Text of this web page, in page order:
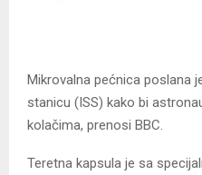
Mikrovalna pećnica poslana
stanicu (ISS) kako bi
kolačima, prenosi BBC.
Teretna kapsula je sa